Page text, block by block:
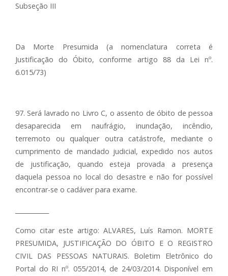
Subseção III
Da Morte Presumida (a nomenclatura correta é
Justificação do Óbito, conforme artigo 88 da Lei nº.
6.015/73)
97. Será lavrado no Livro C, o assento de óbito de pessoa
desaparecida em naufrágio, inundação, incêndio,
terremoto ou qualquer outra catástrofe, mediante o
cumprimento de mandado judicial, expedido nos autos
de justificação, quando esteja provada a presença
daquela pessoa no local do desastre e não for possível
encontrar-se o cadáver para exame.
Como citar este artigo: ALVARES, Luís Ramon. MORTE
PRESUMIDA, JUSTIFICAÇÃO DO ÓBITO E O REGISTRO
CIVIL DAS PESSOAS NATURAIS. Boletim Eletrônico do
Portal do RI nº. 055/2014, de 24/03/2014. Disponível em